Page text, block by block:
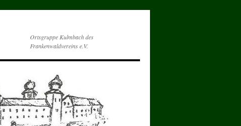
Ortsgruppe Kulmbach des
Frankenwaldvereins e.V.